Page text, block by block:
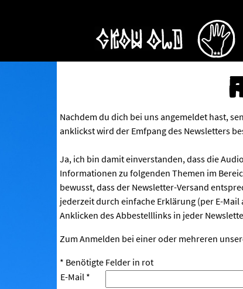
Nachdem du dich bei uns angemeldet hast,
anklickst wird der Emfpang des Newsletters
Ja, ich bin damit einverstanden, dass die
Informationen zu folgenden Themen im
bewusst, dass der Newsletter-Versand
jederzeit durch einfache Erklärung (per E-
Anklicken des Abbestelllinks in jeder
Zum Anmelden bei einer oder mehreren
* Benötigte Felder in rot
E-Mail *